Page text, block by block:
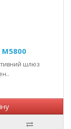
шлюз